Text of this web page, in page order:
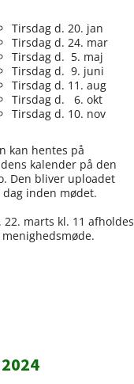
Tirsdag d. 20. jan
Tirsdag d. 24. mar
Tirsdag d. 5. maj
Tirsdag d. 9. juni
Tirsdag d. 11. aug
Tirsdag d. 6. okt
Tirsdag d. 10. nov
kan hentes på
kalender på den
Den bliver uploadet
dag inden mødet.
22. marts kl. 11 afholdes